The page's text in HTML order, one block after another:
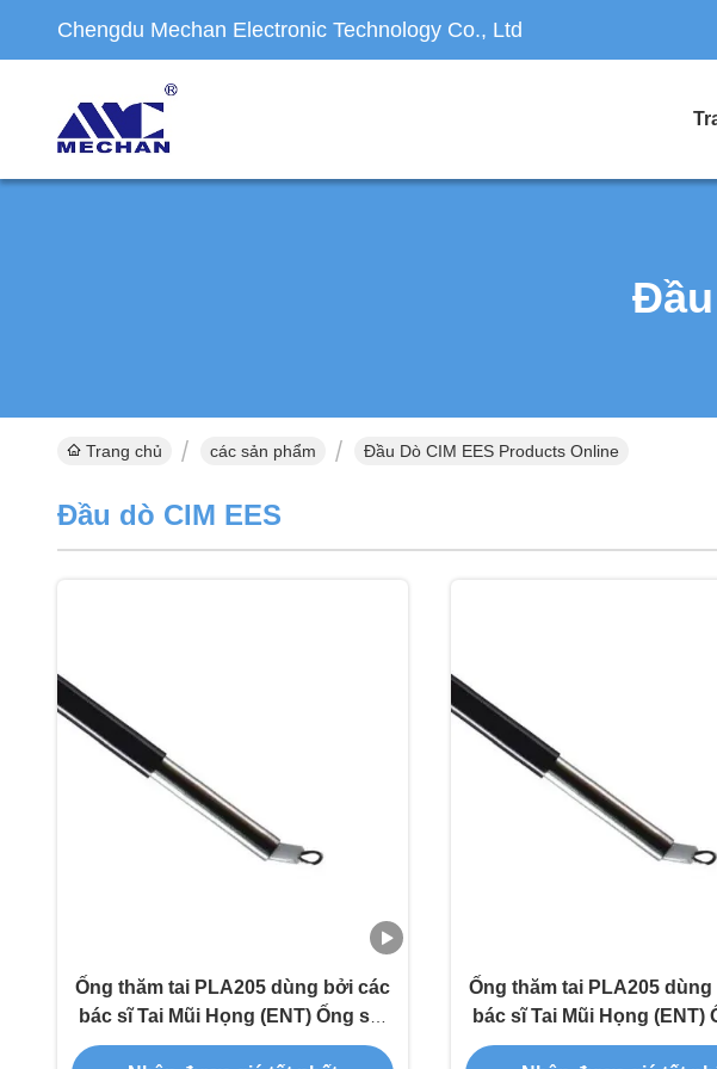
Chengdu Mechan Electronic Technology Co., Ltd
Đầu
Trang chủ các sản phẩm Đầu Dò CIM EES Products Online
Đầu dò CIM EES
Ống thăm tai PLA205 dùng bởi các
bác sĩ Tai Mũi Họng (ENT) Ống soi
tai
Ống thăm tai PLA205
bác sĩ Tai Mũi Họng (ENT)
tai